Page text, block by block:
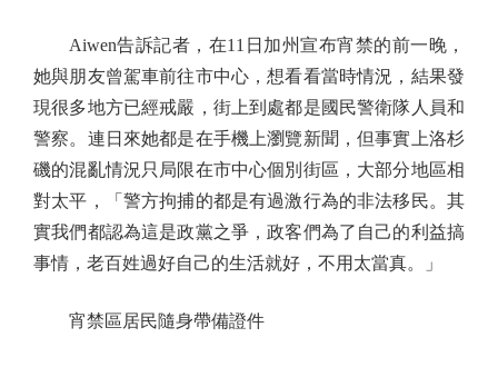
Aiwen告訴記者，在11日加州宣布宵禁的前一晚，
她與朋友曾駕車前往市中心，想看看當時情況，結果發
現很多地方已經戒嚴，街上到處都是國民警衛隊人員和
警察。連日來她都是在手機上瀏覽新聞，但事實上洛杉
磯的混亂情況只局限在市中心個別街區，大部分地區相
對太平，「警方拘捕的都是有過激行為的非法移民。其
實我們都認為這是政黨之爭，政客們為了自己的利益搞
事情，老百姓過好自己的生活就好，不用太當真。」
宵禁區居民隨身帶備證件